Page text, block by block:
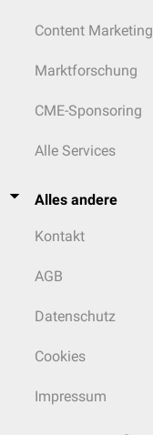
Content Marketing
Marktforschung
CME-Sponsoring
Alle Services
Alles andere
Kontakt
AGB
Datenschutz
Cookies
Impressum